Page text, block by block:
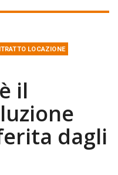
LOCAZIONE
il
dagli